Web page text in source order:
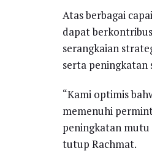
Atas berbagai
dapat
serangkaian
serta peningkatan
“Kami optimis
memenuhi
peningkatan mutu
tutup Rachmat.